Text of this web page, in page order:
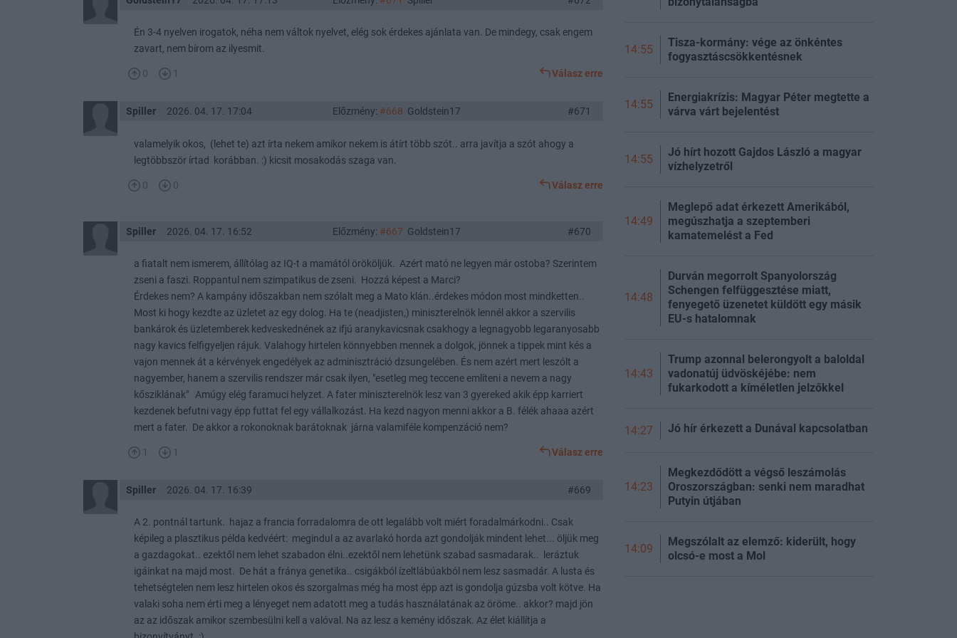
Én 3-4 nyelven irogatok, néha nem váltok nyelvet, elég sok érdekes ajánlata van. De mindegy, csak engem
zavart, nem bírom az ilyesmit.
0 1 Válasz erre
Spiller 2026. 04. 17. 17:04 Előzmény: #668 Goldstein17 #671
valamelyik okos, (lehet te) azt írta nekem amikor nekem is átírt több szót.. arra javítja a szót ahogy a
legtöbbször írtad korábban. :) kicsit mosakodás szaga van.
0 0 Válasz erre
Spiller 2026. 04. 17. 16:52 Előzmény: #667 Goldstein17 #670
a fiatalt nem ismerem, állítólag az IQ-t a mamától örököljük. Azért mató ne legyen már ostoba? Szerintem
zseni a faszi. Roppantul nem szimpatikus de zseni. Hozzá képest a Marci?
Érdekes nem? A kampány időszakban nem szólalt meg a Mato klán..érdekes módon most mindketten..
Most ki hogy kezdte az üzletet az egy dolog. Ha te (neadjisten,) miniszterelnök lennél akkor a szervilis
bankárok és üzletemberek kedveskednének az ifjú aranykavicsnak csakhogy a legnagyobb legaranyosabb
nagy kavics felfigyeljen rájuk. Valahogy hirtelen könnyebben mennek a dolgok, jönnek a tippek mint kés a
vajon mennek át a kérvények engedélyek az adminisztráció dzsungelében. És nem azért mert leszólt a
nagyember, hanem a szervilis rendszer már csak ilyen, "esetleg meg teccene említeni a nevem a nagy
kősziklának" Amúgy elég faramuci helyzet. A fater miniszterelnök lesz van 3 gyereked akik épp karriert
kezdenek befutni vagy épp futtat fel egy vállalkozást. Ha kezd nagyon menni akkor a B. félék ahaaa azért
mert a fater. De akkor a rokonoknak barátoknak járna valamiféle kompenzáció nem?
1 1 Válasz erre
Spiller 2026. 04. 17. 16:39 #669
A 2. pontnál tartunk. hajaz a francia forradalomra de ott legalább volt miért foradalmárkodni.. Csak
képileg a plasztikus példa kedvéért: megindul a az avarlakó horda azt gondolják mindent lehet... öljük meg
a gazdagokat.. ezektől nem lehet szabadon élni..ezektől nem lehetünk szabad sasmadarak.. leráztuk
igáinkat na majd most. De hát a fránya genetika.. csigákból ízeltlábúakból nem lesz sasmadár. A lusta és
tehetségtelen nem lesz hirtelen okos és szorgalmas még ha most épp azt is gondolja gúzsba volt kötve. Ha
valaki soha nem érti meg a lényeget nem adatott meg a tudás használatának az öröme.. akkor? majd jön
az az időszak amikor szembesülni kell a valóval. Na az lesz a kemény időszak. Az élet kiállítja a
14:55
Tisza-kormány: vége az önkéntes
fogyasztáscsökkentésnek
14:55
Energiakrízis: Magyar Péter megtette a
várva várt bejelentést
14:55
Jó hírt hozott Gajdos László a magyar
vízhelyzetről
14:49
Meglepő adat érkezett Amerikából,
megúszhatja a szeptemberi
kamatemelést a Fed
14:48
Durván megorrolt Spanyolország
Schengen felfüggesztése miatt,
fenyegető üzenetet küldött egy másik
EU-s hatalomnak
14:43
Trump azonnal belerongyolt a baloldal
vadonatúj üdvöskéjébe: nem
fukarkodott a kíméletlen jelzőkkel
14:27 Jó hír érkezett a Dunával kapcsolatban
14:23
Megkezdődött a végső leszámolás
Oroszországban: senki nem maradhat
Putyin útjában
14:09
Megszólalt az elemző: kiderült, hogy
olcsó-e most a Mol